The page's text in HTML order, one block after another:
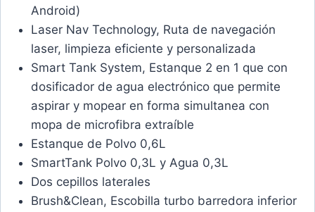
Android)
Laser Nav Technology, Ruta de navegación
laser, limpieza eficiente y personalizada
Smart Tank System, Estanque 2 en 1 que con
dosificador de agua electrónico que permite
aspirar y mopear en forma simultanea con
mopa de microfibra extraíble
Estanque de Polvo 0,6L
SmartTank Polvo 0,3L y Agua 0,3L
Dos cepillos laterales
Brush&Clean, Escobilla turbo barredora inferior